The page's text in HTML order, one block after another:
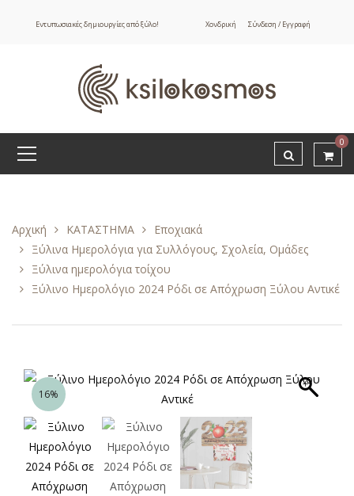
Εντυπωσιακές δημιουργίες από ξύλο! Χονδρική Σύνδεση / Εγγραφή
0
Αρχική ΚΑΤΑΣΤΗΜΑ
Εποχιακά
Ξύλινα Ημερολόγια για Συλλόγους, Σχολεία, Ομάδες
Ξύλινα ημερολόγια τοίχου
Ξύλινο Ημερολόγιο 2024 Ρόδι σε Απόχρωση Ξύλου Αντικέ
16%